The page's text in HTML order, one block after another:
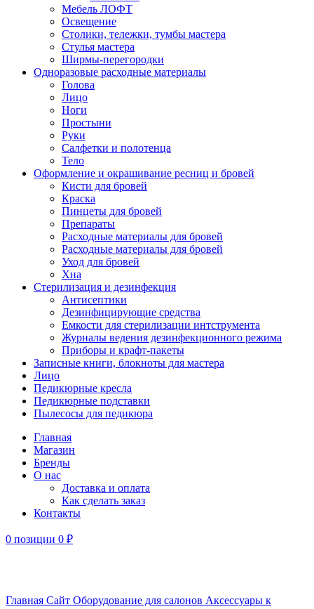
Мебель ЛОФТ
Освещение
Столики, тележки, тумбы мастера
Стулья мастера
Ширмы-перегородки
Одноразовые расходные материалы
Голова
Лицо
Ноги
Простыни
Руки
Салфетки и полотенца
Тело
Оформление и окрашивание ресниц и бровей
Кисти для бровей
Краска
Пинцеты для бровей
Препараты
Расходные материалы для бровей
Расходные материалы для бровей
Уход для бровей
Хна
Стерилизация и дезинфекция
Антисептики
Дезинфицирующие средства
Емкости для стерилизации интструмента
Журналы ведения дезинфекционного режима
Приборы и крафт-пакеты
Записные книги, блокноты для мастера
Лицо
Педикюрные кресла
Педикюрные подставки
Пылесосы для педикюра
Главная
Магазин
Бренды
О нас
Доставка и оплата
Как сделать заказ
Контакты
0 позиции 0 ₽
Главная Сайт Оборудование для салонов Аксессуары к